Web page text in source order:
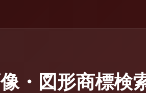
・図形商標検